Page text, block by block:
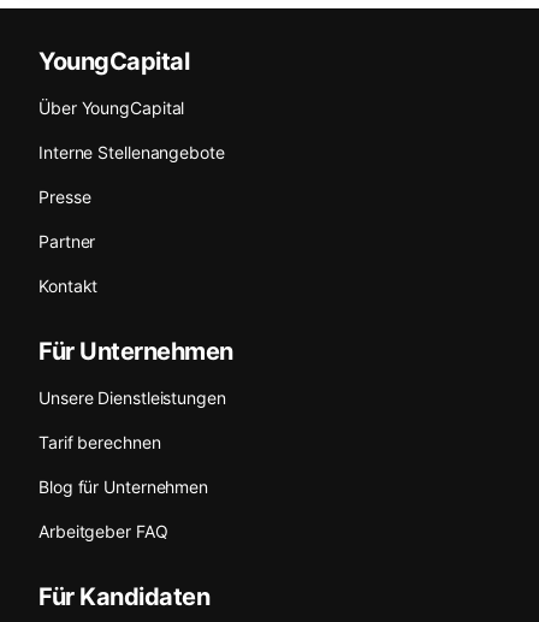
YoungCapital
Über YoungCapital
Interne Stellenangebote
Presse
Partner
Kontakt
Für Unternehmen
Unsere Dienstleistungen
Tarif berechnen
Blog für Unternehmen
Arbeitgeber FAQ
Für Kandidaten